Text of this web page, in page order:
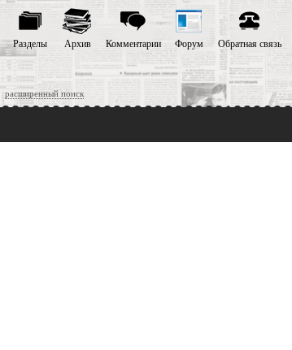
расширенный поиск
Разделы Архив Комментарии Форум Обратная связь